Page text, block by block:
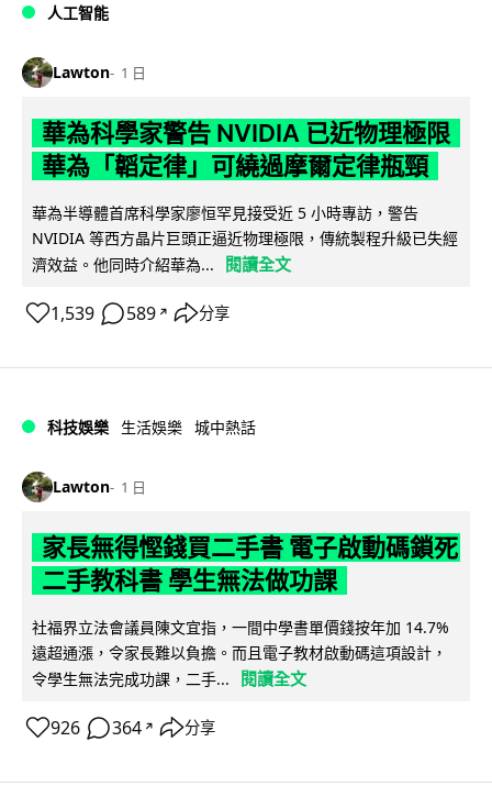
人工智能
Lawton 1 日
華為科學家警告 NVIDIA 已近物理極限
華為「韜定律」可繞過摩爾定律瓶頸
華為半導體首席科學家廖恒罕見接受近 5 小時專訪，警告
NVIDIA 等西方晶片巨頭正逼近物理極限，傳統製程升級已失經
濟效益。他同時介紹華為...
閱讀全文
1,539 589 ↗ 分享
科技娛樂 生活娛樂 城中熱話
Lawton 1 日
家長無得慳錢買二手書 電子啟動碼鎖死
二手教科書 學生無法做功課
社福界立法會議員陳文宜指，一間中學書單價錢按年加 14.7%
遠超通漲，令家長難以負擔。而且電子教材啟動碼這項設計，
令學生無法完成功課，二手...
閱讀全文
926 364 ↗ 分享